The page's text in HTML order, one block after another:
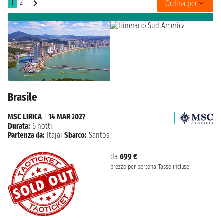
1 2 Ordina per
Brasile
da 699 €
prezzo per persona Tasse incluse
MSC LIRICA| 14 MAR 2027
Durata: 6 notti
Partenza da: Itajai Sbarco: Santos